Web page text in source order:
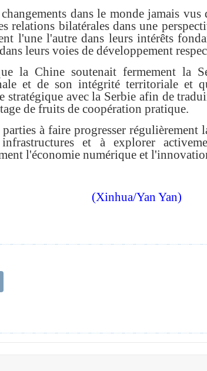
dans le monde jamais
relations bilatérales dans une
l'une l'autre dans leurs intérêts
leurs voies de développement
la Chine soutenait fermement la
et de son intégrité territoriale et
stratégique avec la Serbie afin de
de fruits de coopération pratique.
à faire progresser régulièrement
et à explorer
l'économie numérique et
(Xinhua/Yan Yan)